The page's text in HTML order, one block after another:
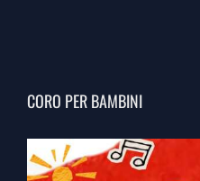
CORO PER BAMBINI